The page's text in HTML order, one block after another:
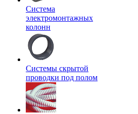
Система
электромонтажных
колонн
Системы скрытой
проводки под полом